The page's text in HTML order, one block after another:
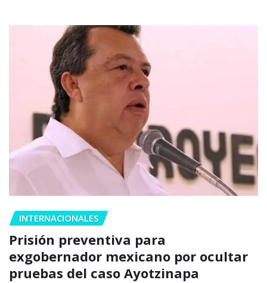
INTERNACIONALES
Prisión preventiva para
exgobernador mexicano por ocultar
pruebas del caso Ayotzinapa